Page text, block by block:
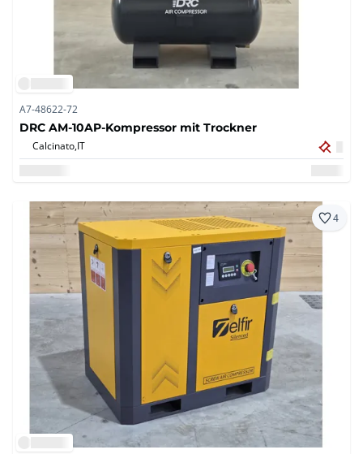
A7-48622-72
DRC AM-10AP-Kompressor mit Trockner
Calcinato,IT
4